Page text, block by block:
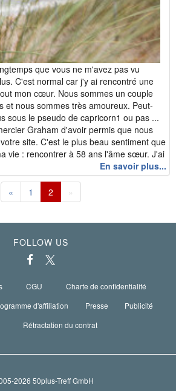
que vous ne m'avez pas vu
C'est normal car j'y ai rencontré une
mon cœur. Nous sommes un couple
et nous sommes très amoureux. Peut-
sous le pseudo de capricorn1 ou pas ...
Graham d'avoir permis que nous
site. C'est le plus beau sentiment que
vie : rencontrer à 58 ans l'âme sœur. J'ai
En savoir plus...
« 1 2 »
FOLLOW US
CGU
Charte de confidentialité
d'affiliation Presse
Publicité
Rétractation du contrat
2026 50plus-Treff GmbH